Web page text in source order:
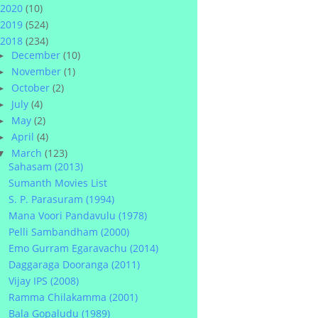
2020 (10)
2019 (524)
2018 (234)
December(10)
November(1)
October(2)
July(4)
May(2)
April(4)
March(123)
Sahasam (2013)
Sumanth Movies List
S. P. Parasuram (1994)
Mana Voori Pandavulu (1978)
Pelli Sambandham (2000)
Emo Gurram Egaravachu (2014)
Daggaraga Dooranga (2011)
Vijay IPS (2008)
Ramma Chilakamma (2001)
Bala Gopaludu (1989)